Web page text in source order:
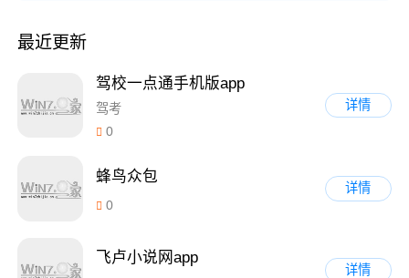
最近更新
驾校一点通手机版app
驾考
0
详情
蜂鸟众包
0
详情
飞卢小说网app
详情